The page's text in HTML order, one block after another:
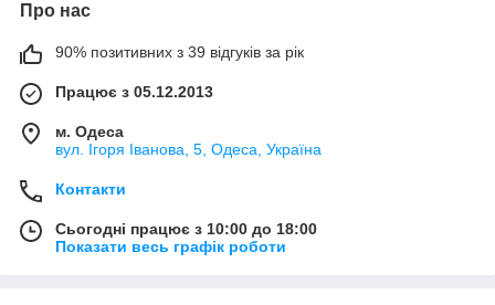
Про нас
90% позитивних з 39 відгуків за рік
Працює з 05.12.2013
м. Одеса
вул. Ігоря Іванова, 5, Одеса, Україна
Контакти
Сьогодні працює з 10:00 до 18:00
Показати весь графік роботи